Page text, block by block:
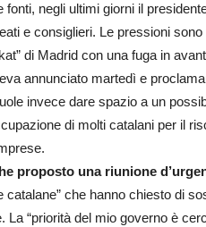
fonti, negli ultimi giorni il
e consiglieri. Le pressioni
di Madrid con una fuga in
annunciato martedì e
invece dare spazio a un
di molti catalani per il
proposto una riunione
catalane” che hanno chiesto di
La “priorità del mio governo è